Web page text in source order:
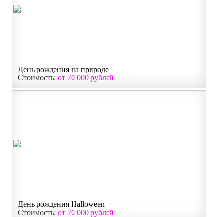
День рождения на природе
Стоимость: от 70 000 рублей
День рождения Halloween
Стоимость: от 70 000 рублей